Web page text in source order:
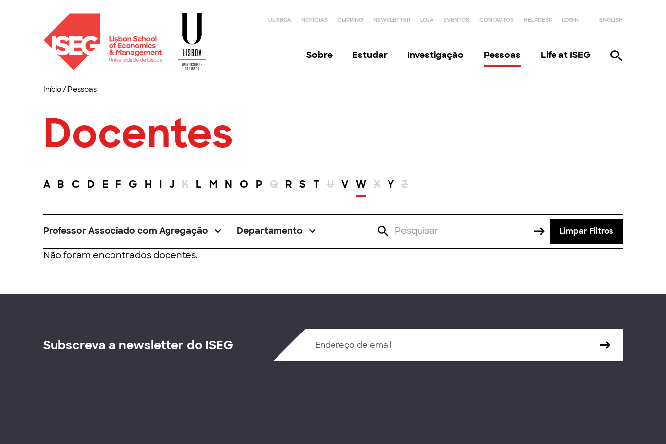
ULISBOA NOTÍCIAS CLIPPING NEWSLETTER LOJA EVENTOS CONTACTOS HELPDESK LOGIN ENGLISH
Sobre Estudar Investigação Pessoas Life at ISEG
Início/ Pessoas
Docentes
A B C D E F G H I J K L M N O P Q R S T U V W X Y Z
Professor Associado com Agregação Departamento Limpar Filtros
Não foram encontrados docentes.
Subscreva a newsletter do ISEG